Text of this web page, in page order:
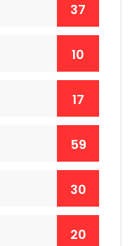
37
10
17
59
30
20